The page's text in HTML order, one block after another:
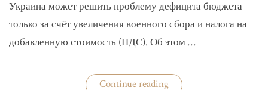
Украина может решить проблему дефицита бюджета
только за счёт увеличения военного сбора и налога на
добавленную стоимость (НДС). Об этом …
Continue reading«Гетьманцев